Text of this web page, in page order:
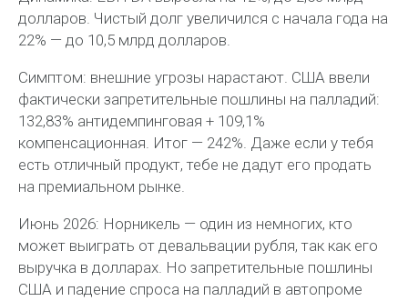
долларов. Чистый долг увеличился с начала года на
22% — до 10,5 млрд долларов.
Симптом: внешние угрозы нарастают. США ввели
фактически запретительные пошлины на палладий:
132,83% антидемпинговая + 109,1%
компенсационная. Итог — 242%. Даже если у тебя
есть отличный продукт, тебе не дадут его продать
на премиальном рынке.
Июнь 2026: Норникель — один из немногих, кто
может выиграть от девальвации рубля, так как его
выручка в долларах. Но запретительные пошлины
США и падение спроса на палладий в автопроме